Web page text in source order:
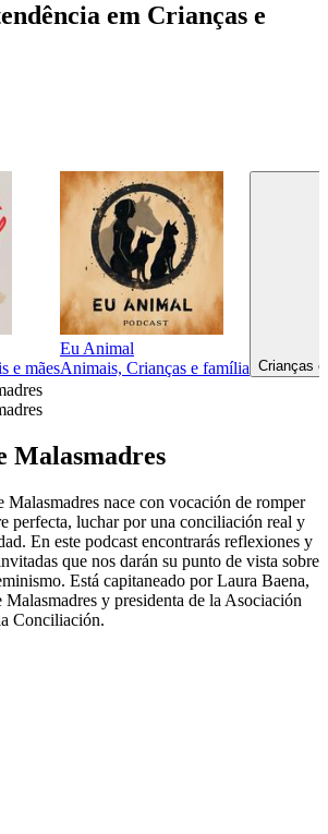
em Crianças e
e mães
Eu Animal
Animais, Crianças e família Crianças
Malasmadres
Malasmadres nace con vocación de romper
perfecta, luchar por una conciliación real y
En este podcast encontrarás reflexiones y
que nos darán su punto de vista sobre
Está capitaneado por Laura Baena,
y presidenta de la Asociación
Conciliación.